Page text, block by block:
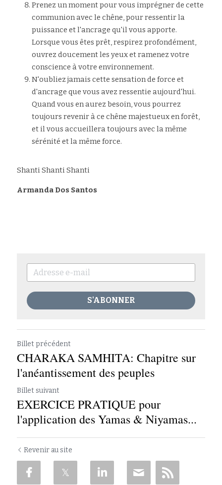
Prenez un moment pour vous imprégner de cette
communion avec le chêne, pour ressentir la
puissance et l'ancrage qu'il vous apporte.
Lorsque vous êtes prêt, respirez profondément,
ouvrez doucement les yeux et ramenez votre
conscience à votre environnement.
N'oubliez jamais cette sensation de force et
d'ancrage que vous avez ressentie aujourd'hui.
Quand vous en aurez besoin, vous pourrez
toujours revenir à ce chêne majestueux en forêt,
et il vous accueillera toujours avec la même
sérénité et la même force.
Shanti Shanti Shanti
Armanda Dos Santos
S'ABONNER
Billet précédent
CHARAKA SAMHITA: Chapitre sur
l'anéantissement des peuples
Billet suivant
EXERCICE PRATIQUE pour
l'application des Yamas & Niyamas...
Revenir au site